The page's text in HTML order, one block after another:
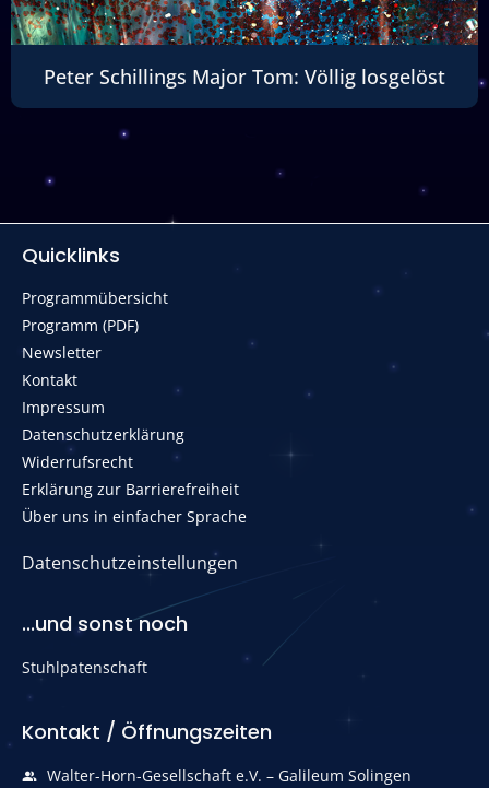
Peter Schillings Major Tom: Völlig losgelöst
Kontakt / Öffnungszeiten
Walter-Horn-Gesellschaft e.V. – Galileum Solingen
Quicklinks
Programmübersicht
Programm (PDF)
Newsletter
Kontakt
Impressum
Datenschutzerklärung
Widerrufsrecht
Erklärung zur Barrierefreiheit
Über uns in einfacher Sprache
Datenschutzeinstellungen
...und sonst noch
Stuhlpatenschaft